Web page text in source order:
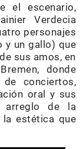
el escenario,
Verdecia
personajes
y un gallo) que
sus amos, en
donde
conciertos,
oral y sus
arreglo de la
la estética que